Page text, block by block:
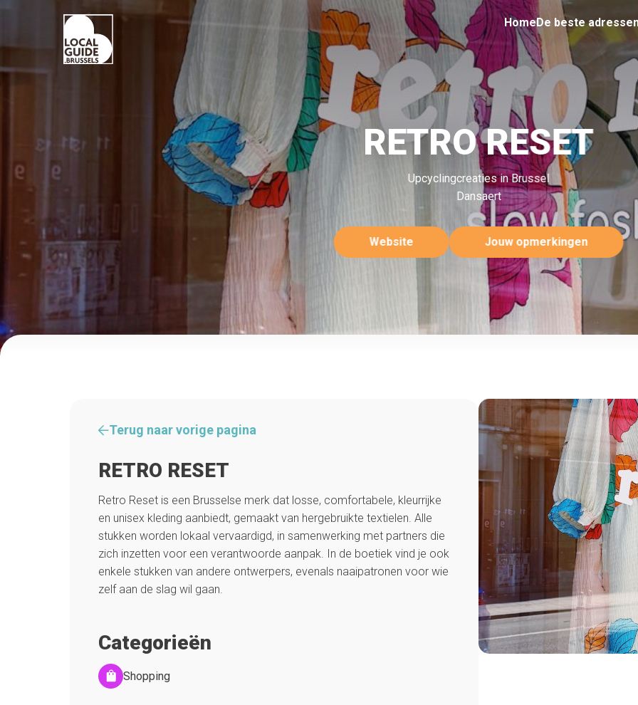
HomeDe beste
RETRO RESET
Upcyclingcreaties in Brussel
Dansaert
Website Jouw opmerkingen
Terug naar vorige pagina
RETRO RESET
Retro Reset is een Brusselse merk dat losse, comfortabele, kleurrijke
en unisex kleding aanbiedt, gemaakt van hergebruikte textielen. Alle
stukken worden lokaal vervaardigd, in samenwerking met partners die
zich inzetten voor een verantwoorde aanpak. In de boetiek vind je ook
enkele stukken van andere ontwerpers, evenals naaipatronen voor wie
zelf aan de slag wil gaan.
Categorieën
Shopping